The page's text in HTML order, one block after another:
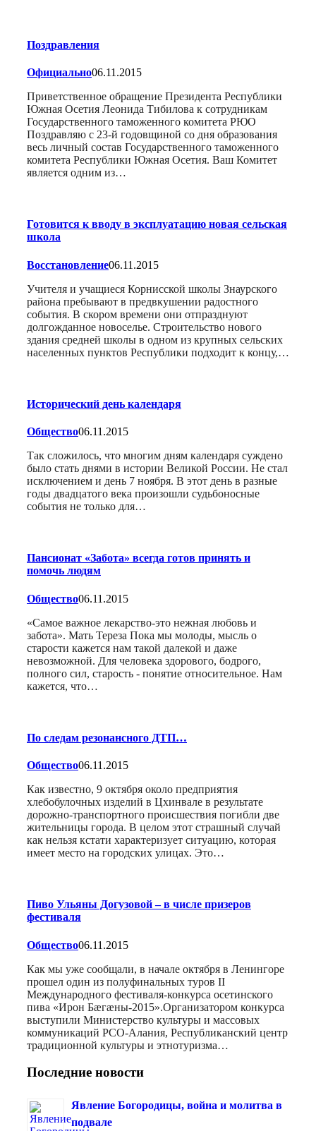
Поздравления
Официально06.11.2015
Приветственное обращение Президента Республики
Южная Осетия Леонида Тибилова к сотрудникам
Государственного таможенного комитета РЮО
Поздравляю с 23-й годовщиной со дня образования
весь личный состав Государственного таможенного
комитета Республики Южная Осетия. Ваш Комитет
является одним из…
Готовится к вводу в эксплуатацию новая сельская
школа
Восстановление06.11.2015
Учителя и учащиеся Корнисской школы Знаурского
района пребывают в предвкушении радостного
события. В скором времени они отпразднуют
долгожданное новоселье. Строительство нового
здания средней школы в одном из крупных сельских
населенных пунктов Республики подходит к концу,…
Исторический день календаря
Общество06.11.2015
Так сложилось, что многим дням календаря суждено
было стать днями в истории Великой России. Не стал
исключением и день 7 ноября. В этот день в разные
годы двадцатого века произошли судьбоносные
события не только для…
Пансионат «Забота» всегда готов принять и
помочь людям
Общество06.11.2015
«Самое важное лекарство-это нежная любовь и
забота». Мать Тереза Пока мы молоды, мысль о
старости кажется нам такой далекой и даже
невозможной. Для человека здорового, бодрого,
полного сил, старость - понятие относительное. Нам
кажется, что…
По следам резонансного ДТП…
Общество06.11.2015
Как известно, 9 октября около предприятия
хлебобулочных изделий в Цхинвале в результате
дорожно-транспортного происшествия погибли две
жительницы города. В целом этот страшный случай
как нельзя кстати характеризует ситуацию, которая
имеет место на городских улицах. Это…
Пиво Ульяны Догузовой – в числе призеров
фестиваля
Общество06.11.2015
Как мы уже сообщали, в начале октября в Ленингоре
прошел один из полуфинальных туров II
Международного фестиваля-конкурса осетинского
пива «Ирон Бæгæны-2015».Организатором конкурса
выступили Министерство культуры и массовых
коммуникаций РСО-Алания, Республиканский центр
традиционной культуры и этнотуризма…
Последние новости
Явление Богородицы, война и молитва в
подвале